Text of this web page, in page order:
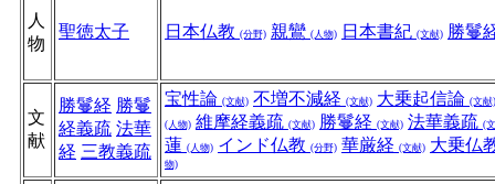
人
物
聖徳太子 日本仏教 (分野) 親鸞 (人物) 日本書紀 (文献) 勝鬘
文
献
勝鬘経 勝鬘
経義疏 法華
経 三教義疏
宝性論 (文献) 不増不減経 (文献) 大乗起信論 (文献)
(人物) 維摩経義疏 (文献) 勝鬘経 (文献) 法華義疏 (
蓮 (人物) インド仏教 (分野) 華厳経 (文献) 大乗仏
物)